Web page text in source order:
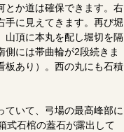
とか道は確保できます。右
手に見えてきます。再び堀
山頂に本丸を配し堀切を隔
には帯曲輪が2段続きま
板あり）。西の丸にも石積
ていて、弓場の最高峰部に
式石棺の蓋石が露出して